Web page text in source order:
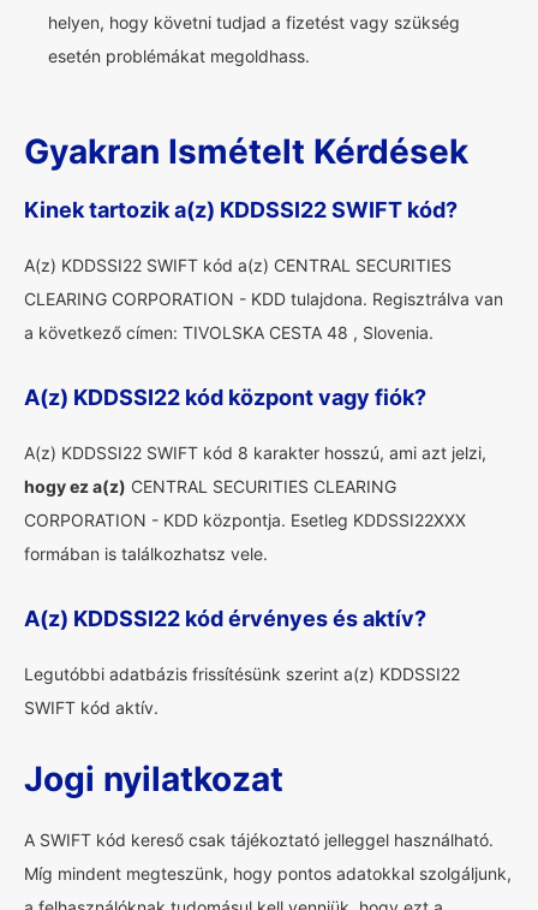
helyen, hogy követni tudjad a fizetést vagy szükség
esetén problémákat megoldhass.
Gyakran Ismételt Kérdések
Kinek tartozik a(z) KDDSSI22 SWIFT kód?
A(z) KDDSSI22 SWIFT kód a(z) CENTRAL SECURITIES
CLEARING CORPORATION - KDD tulajdona. Regisztrálva van
a következő címen: TIVOLSKA CESTA 48 , Slovenia.
A(z) KDDSSI22 kód központ vagy fiók?
A(z) KDDSSI22 SWIFT kód 8 karakter hosszú, ami azt jelzi,
hogy ez a(z) CENTRAL SECURITIES CLEARING
CORPORATION - KDD központja. Esetleg KDDSSI22XXX
formában is találkozhatsz vele.
A(z) KDDSSI22 kód érvényes és aktív?
Legutóbbi adatbázis frissítésünk szerint a(z) KDDSSI22
SWIFT kód aktív.
Jogi nyilatkozat
A SWIFT kód kereső csak tájékoztató jelleggel használható.
Míg mindent megteszünk, hogy pontos adatokkal szolgáljunk,